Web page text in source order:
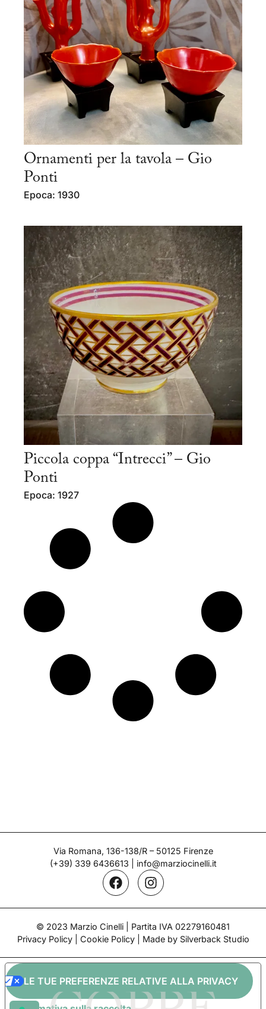
Ornamenti per la tavola – Gio
Ponti
Epoca: 1930
Piccola coppa “Intrecci” – Gio
Ponti
Epoca: 1927
Via Romana, 136-138/R – 50125 Firenze
(+39) 339 6436613
info@marziocinelli.it
© 2023 Marzio Cinelli | Partita IVA 02279160481
Privacy Policy| Cookie Policy| Made by Silverback Studio
LE TUE PREFERENZE RELATIVE ALLA PRIVACY